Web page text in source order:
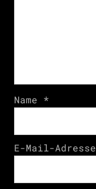
Name *
E-Mail-Adresse